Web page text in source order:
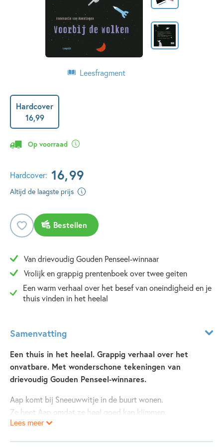
Leesfragment
Hardcover
16,99
Op voorraad
Hardcover: 16,99
Altijd de laagste prijs
Bestellen
Van drievoudig Gouden Penseel-winnaar
Vrolijk en grappig prentenboek over twee geiten
Een warm verhaal over het besef van oneindigheid en je
thuis vinden in het heelal
Samenvatting
Een thuis in het heelal. Grappig verhaal over het
onvatbare. Met wonderschone tekeningen van
drievoudig Gouden Penseel-winnares.
Aap komt bij Sneeuwwitje in de buurt wonen.
Ze heet Aap omdat ze heel goed kan klimmen.
En dat laat ze meteen zien. In een oogwenk zit ze boven in
Lees meer